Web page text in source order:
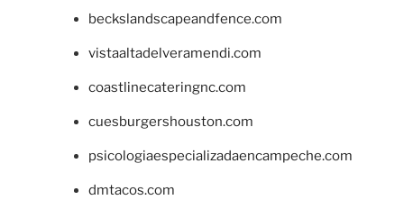
beckslandscapeandfence.com
vistaaltadelveramendi.com
coastlinecateringnc.com
cuesburgershouston.com
psicologiaespecializadaencampeche.com
dmtacos.com